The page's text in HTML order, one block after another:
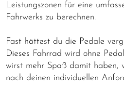
Leistungszonen für eine
Fahrwerks zu berechnen.
Fast hättest du die Pedale
Dieses Fahrrad wird ohne
wirst mehr Spaß damit haben,
nach deinen individuellen